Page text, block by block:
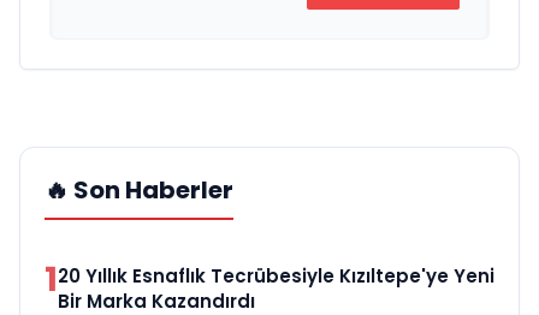
🔥 Son Haberler
120 Yıllık Esnaflık Tecrübesiyle Kızıltepe'ye Yeni
Bir Marka Kazandırdı